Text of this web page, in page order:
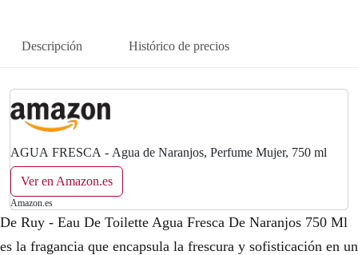
Descripción Histórico de precios
AGUA FRESCA - Agua de Naranjos, Perfume Mujer, 750 ml
Ver en Amazon.es
Amazon.es
De Ruy - Eau De Toilette Agua Fresca De Naranjos 750 Ml
es la fragancia que encapsula la frescura y sofisticación en un